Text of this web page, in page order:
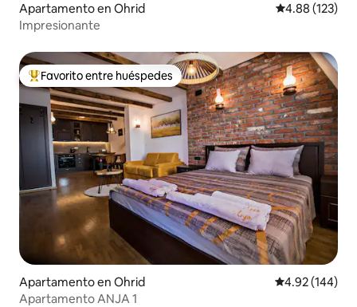
Apartamento en Ohrid Calificación
4.88 (123)
Impresionante
Favorito entre huéspedes preferido
Favorito entre huéspedes
Apartamento en Ohrid Calificación
4.92 (144)
Apartamento ANJA 1